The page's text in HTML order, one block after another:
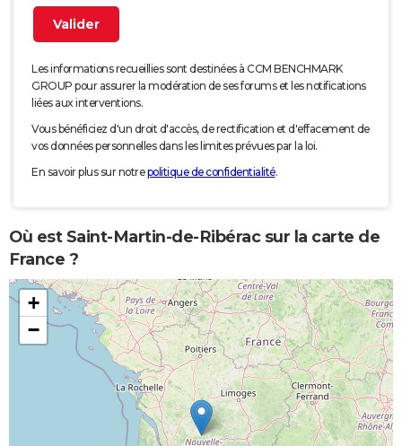
Les informations recueillies sont destinées à CCM BENCHMARK
GROUP pour assurer la modération de ses forums et les notifications
liées aux interventions.
Vous bénéficiez d'un droit d'accès, de rectification et d'effacement de
vos données personnelles dans les limites prévues par la loi.
En savoir plus sur notrepolitique de confidentialité.
Où est Saint-Martin-de-Ribérac sur la carte de
France ?
+
−